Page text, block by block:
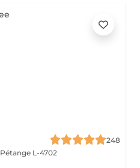
248
Pétange L-4702